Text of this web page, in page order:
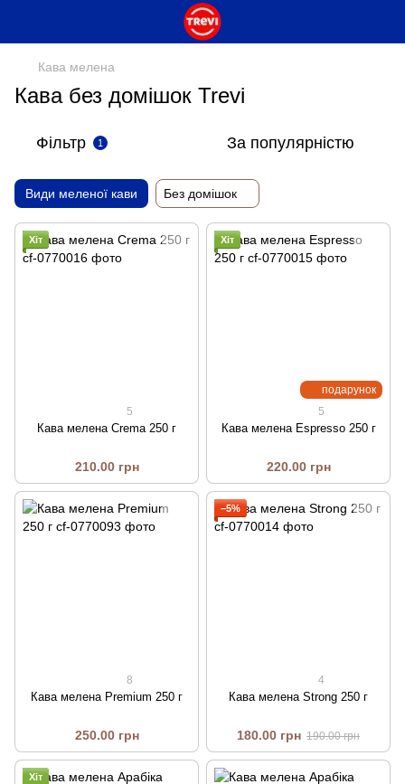
Кава мелена
Кава без домішок Trevi
Фільтр 1 За популярністю
Види меленої кави Без домішок
Хіт
5
Кава мелена Crema 250 г
210.00 грн
подарунок
Хіт
5
Кава мелена Espresso 250 г
220.00 грн
8
Кава мелена Premium 250 г
250.00 грн
−5%
4
Кава мелена Strong 250 г
180.00 грн 190.00 грн
Хіт